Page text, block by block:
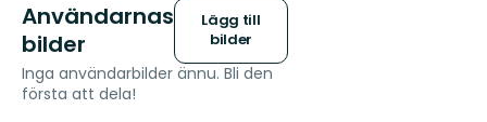
Användarnas
bilder
Lägg till
bilder
Inga användarbilder ännu. Bli den
första att dela!